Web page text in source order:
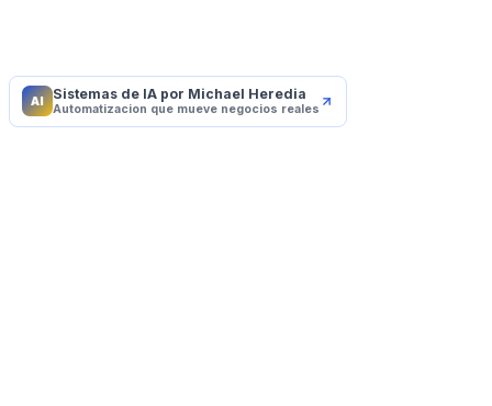
AI Sistemas de IA por Michael Heredia
Automatizacion que mueve negocios reales